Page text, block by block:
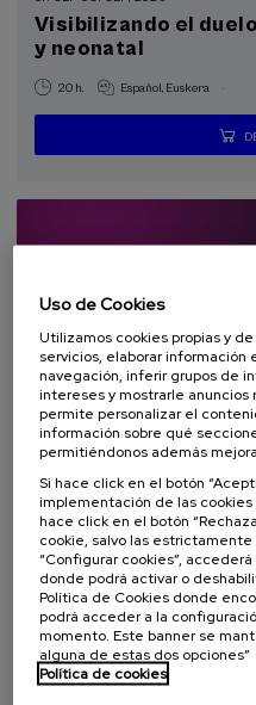
Programas especiales
Visibilizando el
y neonatal
20 h. Español Euskera .
SOCIEDAD HISTORIA
08. SEP-09. SEP, 2026
Nuevos retos de la
victimización a la
20 h. Español Euskera .
Uso de Cookies
Utilizamos cookies propias y
servicios, elaborar información
navegación, inferir grupos de
intereses y mostrarle anuncios
permite personalizar el
información sobre qué
permitiéndonos además
Si hace click en el botón
implementación de las
hace click en el botón
cookie, salvo las
“Configurar cookies”,
donde podrá activar o
Política de Cookies donde
podrá acceder a la
momento. Este banner se
alguna de estas dos opciones”
Política de cookies